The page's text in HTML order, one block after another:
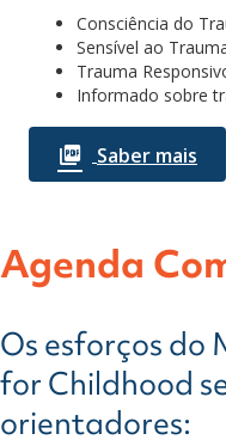
Consciência do
Sensível ao
Trauma
Informado sobre
Saber mais
Agenda
Os esforços do
for Childhood
orientadores: